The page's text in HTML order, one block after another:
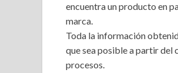
encuentra un producto en
marca.
Toda la información
que sea posible a partir
procesos.